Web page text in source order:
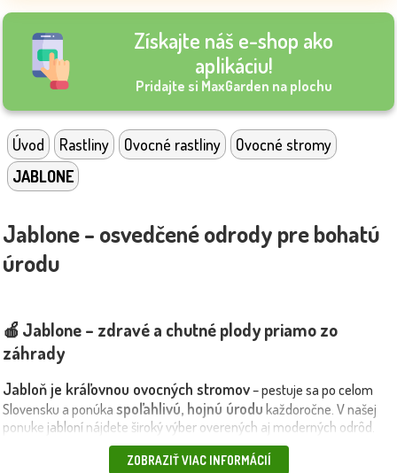
Získajte náš e-shop ako
aplikáciu!
Pridajte si MaxGarden na plochu
Úvod Rastliny Ovocné rastliny
Ovocné stromy
JABLONE
Jablone – osvedčené odrody pre bohatú
úrodu
🍎 Jablone – zdravé a chutné plody priamo zo
záhrady
Jabloň je kráľovnou ovocných stromov– pestuje sa po celom
Slovensku a ponúka spoľahlivú, hojnú úrodu každoročne. V našej
ponuke jabloní nájdete široký výber overených aj moderných odrôd.
📆 Odrody rozdelené podľa obdobia dozrievania:
ZOBRAZIŤ VIAC INFORMÁCIÍ